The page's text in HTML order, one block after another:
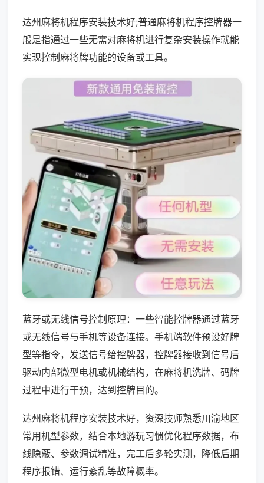
达州麻将机程序安装技术好;普通麻将机程序控牌器一
般是指通过一些无需对麻将机进行复杂安装操作就能
实现控制麻将牌功能的设备或工具。
蓝牙或无线信号控制原理：一些智能控牌器通过蓝牙
或无线信号与手机等设备连接。手机端软件预设好牌
型等指令，发送信号给控牌器，控牌器接收到信号后
驱动内部微型电机或机械结构，在麻将机洗牌、码牌
过程中进行干预，达到控牌目的。
达州麻将机程序安装技术好，资深技师熟悉川渝地区
常用机型参数，结合本地游玩习惯优化程序数据，布
线隐蔽、参数调试精准，完工后多轮实测，降低后期
程序报错、运行紊乱等故障概率。